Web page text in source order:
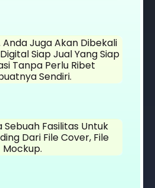
Anda Juga Akan Dibekali
Siap Jual Yang Siap
Tanpa Perlu Ribet
Sendiri.
Sebuah Fasilitas Untuk
Dari File Cover, File
Mockup.